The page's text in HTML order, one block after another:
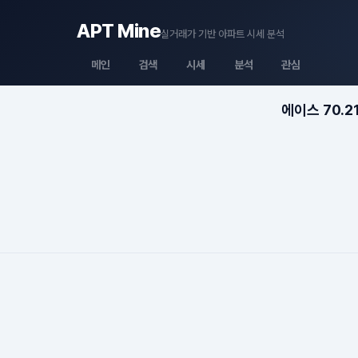
APT Mine실거래가 기반 아파트 시세 분석
메인 검색 시세 분석 관심
에이스